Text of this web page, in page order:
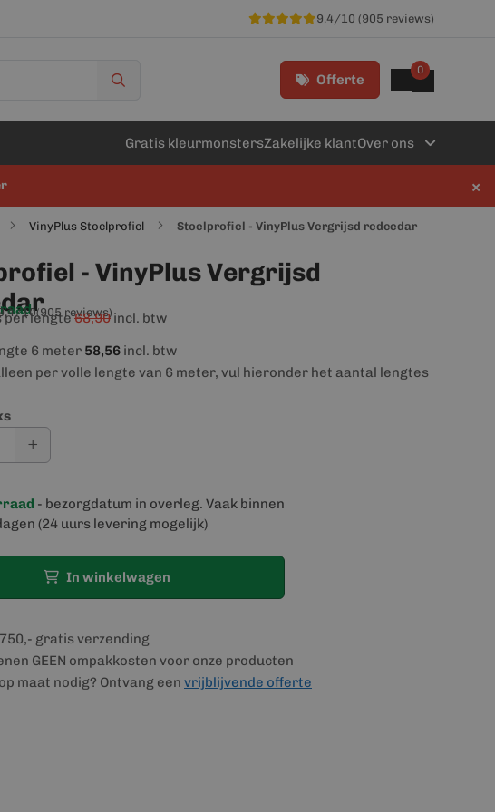
9.4/10 (905 reviews)
Offerte
0
Gratis kleurmonstersZakelijke klantOver ons
×
VinyPlus Stoelprofiel Stoelprofiel - VinyPlus Vergrijsd redcedar
- VinyPlus Vergrijsd
10(905 reviews)
per lengte68,90incl. btw
6 meter 58,56 incl. btw
per volle lengte van 6 meter, vul hieronder het aantal lengtes
- bezorgdatum in overleg. Vaak binnen
(24 uurs levering mogelijk)
In winkelwagen
gratis verzending
GEEN ompakkosten voor onze producten
maat nodig? Ontvang een vrijblijvende offerte